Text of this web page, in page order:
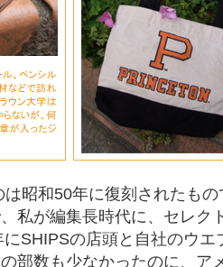
昭和50年に復刻されたもの
私が編集長時代に、セレク
SHIPSの店頭と自社のウエ
部数も少なかったのに、ア